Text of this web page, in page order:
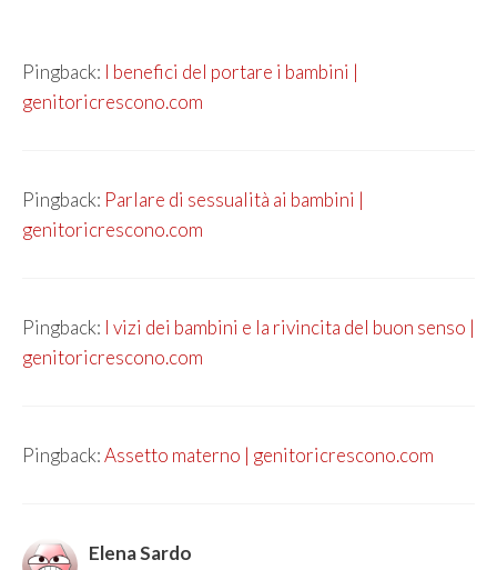
Pingback: I benefici del portare i bambini |
genitoricrescono.com
Pingback: Parlare di sessualità ai bambini |
genitoricrescono.com
Pingback: I vizi dei bambini e la rivincita del buon senso |
genitoricrescono.com
Pingback:Assetto materno | genitoricrescono.com
Elena Sardo